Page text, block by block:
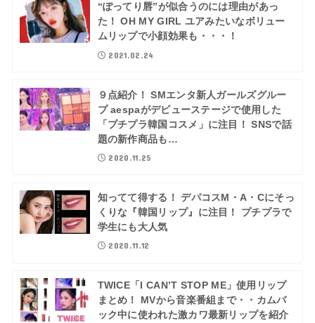
“ぽってり唇”が似合うのには理由があっ
た！ OH MY GIRL ユアみたいなボリュー
ムリップで小顔効果も・・・！
2021.02.24
９点紹介！ SMエンタ新人ガールズグルー
プ aespaがデビューステージで使用した
「プチプラ韓国コスメ」に注目！ SNSで話
題の新作商品も…
2020.11.25
知ってて得する！ デパコスM・A・Cにそっ
くりな『韓国リップ』に注目！ プチプラで
学生にも大人気
2020.11.12
TWICE「I CAN’T STOP ME」使用リップ
まとめ！ MVから音楽番組まで・・カムバ
ック中に使われた激カワ最新リップを紹介